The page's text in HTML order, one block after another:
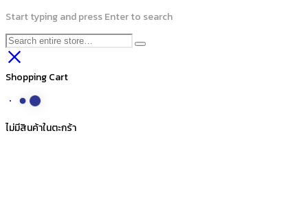
Start typing and press Enter to search
Shopping Cart
ไม่มีสินค้าในตะกร้า